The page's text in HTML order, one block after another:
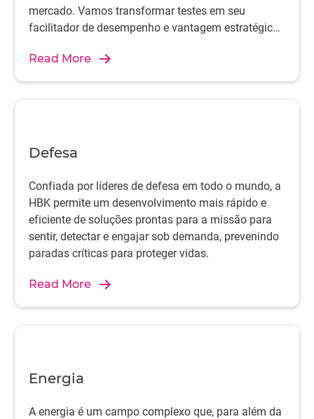
mercado. Vamos transformar testes em seu
facilitador de desempenho e vantagem estratégica
Read More
Defesa
Confiada por líderes de defesa em todo o mundo, a
HBK permite um desenvolvimento mais rápido e
eficiente de soluções prontas para a missão para
sentir, detectar e engajar sob demanda, prevenindo
paradas críticas para proteger vidas.
Read More
Energia
A energia é um campo complexo que, para além da